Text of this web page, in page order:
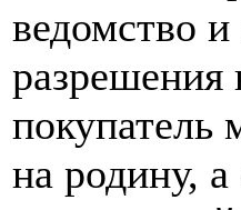
ведомство
разрешения
покупатель
на родину,